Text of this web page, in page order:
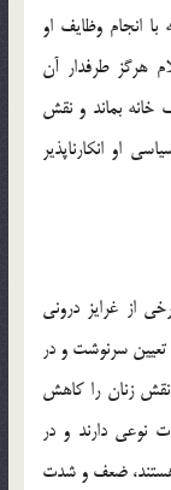
انجام وظایف او
هرگز طرفدار آن
خانه بماند و نقش
او انکارناپذیر
از غرایز درونی
تعیین سرنوشت و در
نقش زنان را کاهش
نوعی دارند و در
هستند، ضعف و شدت